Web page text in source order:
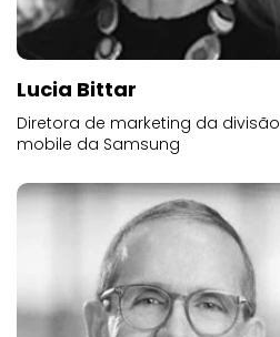
Lucia Bittar
Diretora de marketing da divisão
mobile da Samsung